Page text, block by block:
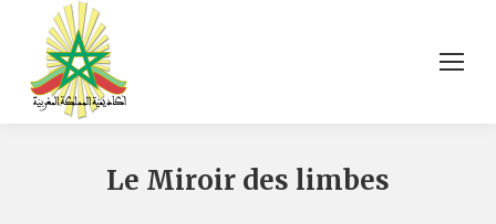
Le Miroir des limbes